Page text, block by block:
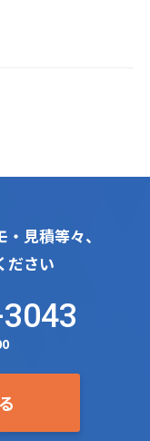
見積等々、
ださい